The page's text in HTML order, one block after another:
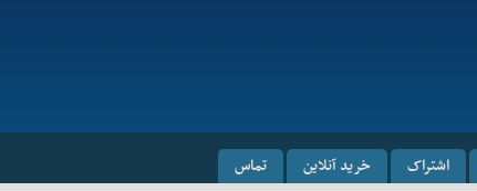
اشتراک خرید آنلاین تماس